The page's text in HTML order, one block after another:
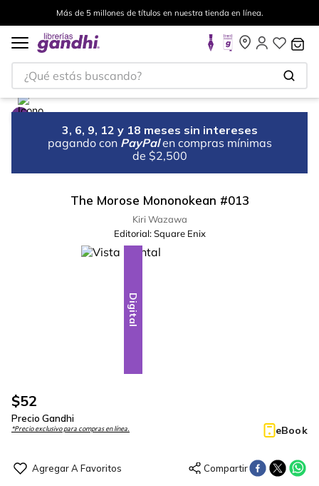
Más de 5 millones de títulos en nuestra tienda en línea.
¿Qué estás buscando?
3, 6, 9, 12 y 18 meses sin intereses
pagando con PayPal en compras mínimas
de $2,500
The Morose Mononokean #013
Kiri Wazawa
Editorial: Square Enix
Digital
$52
Precio Gandhi
*Precio exclusivo para compras en línea. eBook